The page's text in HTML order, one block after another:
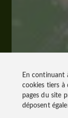
En continuant
cookies tiers à
pages du site
déposent